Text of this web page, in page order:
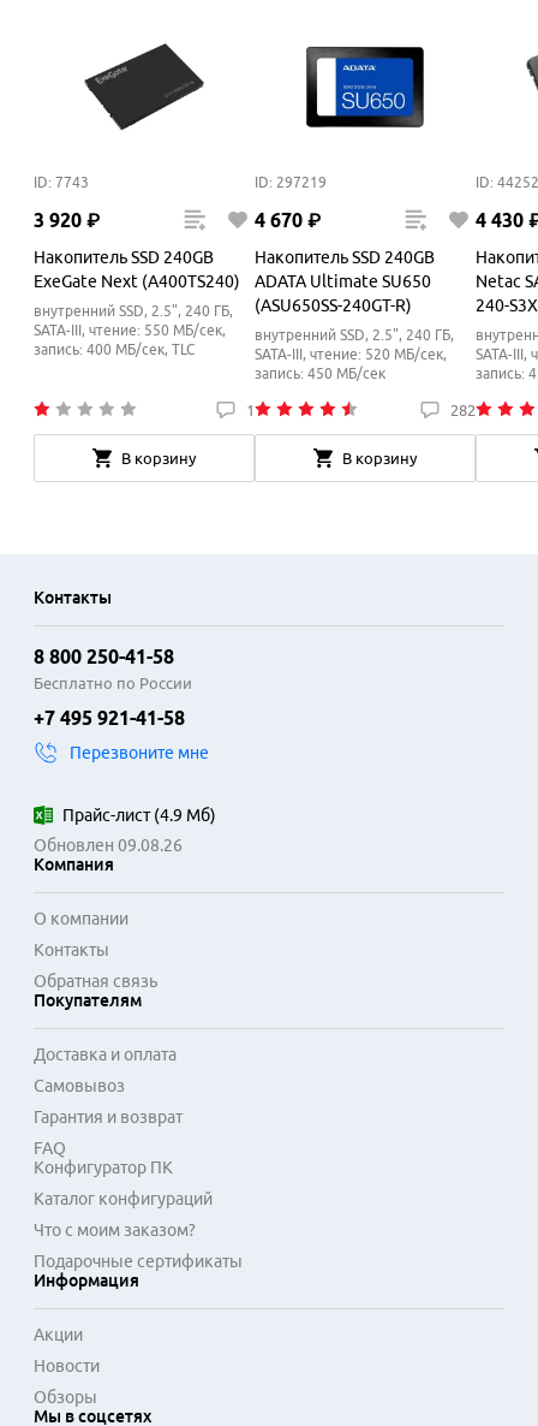
ID: 7743
3 920 ₽
Накопитель SSD 240GB
ExeGate Next (A400TS240)
внутренний SSD, 2.5", 240 ГБ,
SATA-III, чтение: 550 МБ/сек,
запись: 400 МБ/сек, TLC
1
В корзину
ID: 297219
4 670 ₽
Накопитель SSD 240GB
ADATA Ultimate SU650
(ASU650SS-240GT-R)
внутренний SSD, 2.5", 240 ГБ,
SATA-III, чтение: 520 МБ/сек,
запись: 450 МБ/сек
282
В корзину
ID:
4 430
Netac
240-
SATA-III,
запись:
Контакты
8 800 250-41-58
Бесплатно по России
+7 495 921-41-58
Перезвоните мне
Прайс-лист(4.9 Мб)
Обновлен 09.08.26
Компания
О компании
Контакты
Обратная связь
Покупателям
Доставка и оплата
Самовывоз
Гарантия и возврат
FAQ
Конфигуратор ПК
Каталог конфигураций
Что с моим заказом?
Подарочные сертификаты
Информация
Акции
Новости
Обзоры
Мы в соцсетях